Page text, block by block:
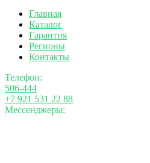
Главная
Каталог
Гарантия
Регионы
Контакты
Телефон:
506-444
+7 921 531 22 88
Мессенджеры: